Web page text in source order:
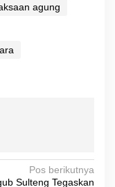
agung
Pos berikutnya
Sulteng Tegaskan